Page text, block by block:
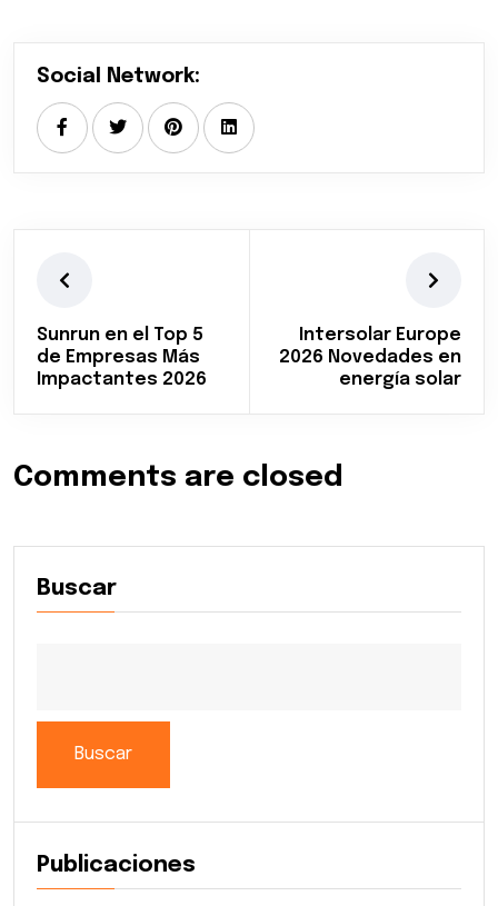
Social Network:
Sunrun en el Top 5
de Empresas Más
Impactantes 2026
Intersolar Europe
2026 Novedades en
energía solar
Comments are closed
Buscar
Buscar
Publicaciones